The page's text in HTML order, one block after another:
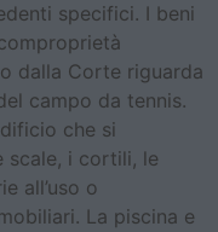
specifici. I beni
dalla Corte riguarda
campo da tennis.
che si
scale, i cortili, le
all’uso o
La piscina e